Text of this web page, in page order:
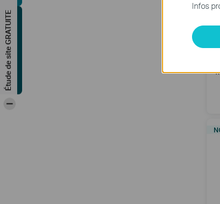
Infos
Étude de site GRATUITE
-